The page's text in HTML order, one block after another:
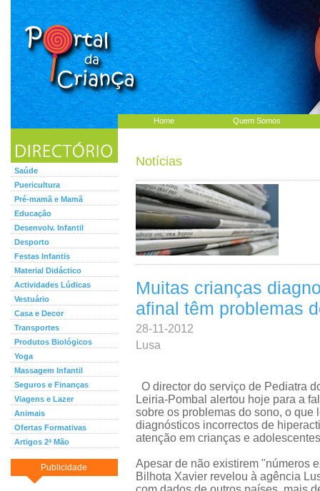
Home Quem Somos
Saúde
Puericultura
Pré-mamã e Mamã
Educação
Desenvolv. Infantil
Desporto
Festas Infantis
Material Didáctico
Actividades Lúdicas
Vestuário
Casa e Decor
Transportes
Produtos Biológicos
Yoga
Massagem Infantil
Seguros e Finanças
Viagens e Lazer
Animais
Ofertas Formativas
Artigos 2ª Mão
Publicidade
Notícias
Muitas crianças
afinal têm problemas
28-11-2012
Lusa
O director do serviço de Pediatra
Leiria-Pombal alertou hoje para a
sobre os problemas do sono, o que
diagnósticos incorrectos de
atenção em crianças e
Apesar de não existirem "números
Bilhota Xavier revelou à agência